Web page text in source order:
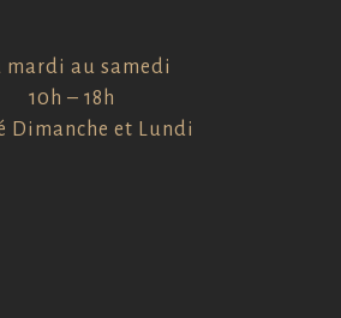
mardi au samedi
10h – 18h
Dimanche et Lundi